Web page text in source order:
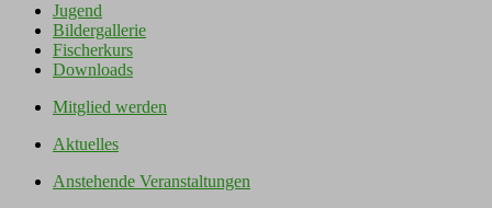
Jugend
Bildergallerie
Fischerkurs
Downloads
Mitglied werden
Aktuelles
Anstehende Veranstaltungen